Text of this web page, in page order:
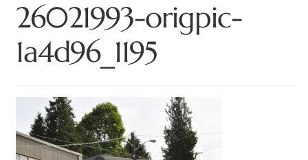
26021993-origpic-
1a4d96_1195